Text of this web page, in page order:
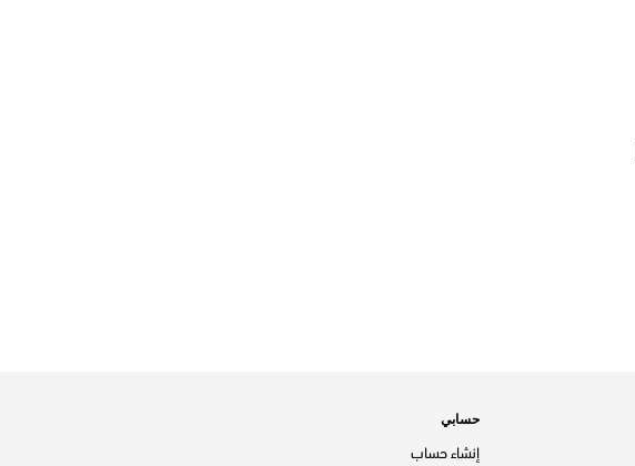
حسابي
إنشاء حساب